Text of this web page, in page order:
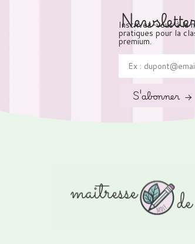
Inscrivez-vous à la
pratiques pour la
premium.
S'abonner →